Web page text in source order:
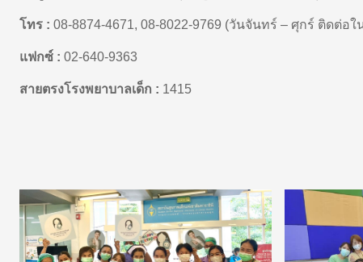
โทร : 08-8874-4671, 08-8022-9769 (วันจันทร์ – ศุกร์ ติดต่อใ
แฟกซ์ : 02-640-9363
สายตรงโรงพยาบาลเด็ก : 1415